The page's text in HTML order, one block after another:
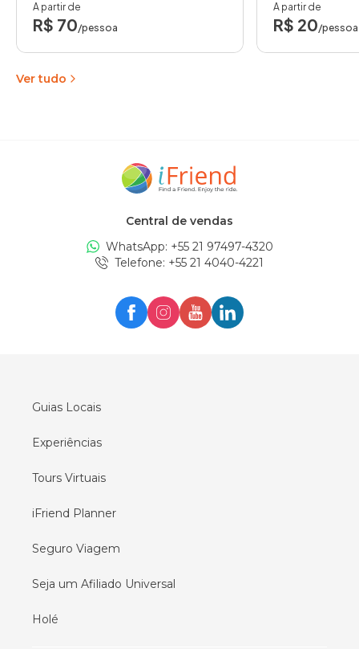
A partir de
R$ 70/pessoa
A partir de
R$ 20/pessoa
Ver tudo
Central de vendas
WhatsApp: +55 21 97497-4320
Telefone: +55 21 4040-4221
Guias Locais
Experiências
Tours Virtuais
iFriend Planner
Seguro Viagem
Seja um Afiliado Universal
Holé